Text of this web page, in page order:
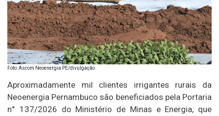
Foto: Ascom Neoenergia PE/divulgação
Aproximadamente mil clientes irrigantes rurais da
Neoenergia Pernambuco são beneficiados pela Portaria
n° 137/2026 do Ministério de Minas e Energia, que